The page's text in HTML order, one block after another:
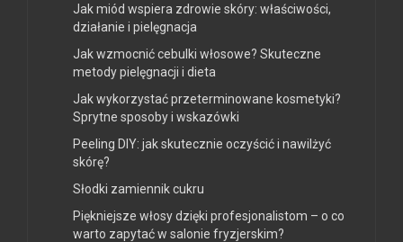
Jak miód wspiera zdrowie skóry: właściwości,
działanie i pielęgnacja
Jak wzmocnić cebulki włosowe? Skuteczne
metody pielęgnacji i dieta
Jak wykorzystać przeterminowane kosmetyki?
Sprytne sposoby i wskazówki
Peeling DIY: jak skutecznie oczyścić i nawilżyć
skórę?
Słodki zamiennik cukru
Piękniejsze włosy dzięki profesjonalistom – o co
warto zapytać w salonie fryzjerskim?